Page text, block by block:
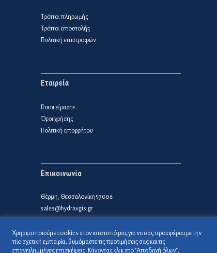
Τρόποι πληρωμής
Τρόποι αποστολής
Πολιτική επιστροφών
Εταιρεία
Ποιοι είμαστε
Όροι χρήσης
Πολιτική απορρήτου
Επικοινωνία
Θέρμη, Θεσσαλονίκη 57006
sales@hydravgis.gr
Υδραυγής – Φίλτρα Νερού
Χρησιμοποιούμε cookies στον ιστότοπό μας για να σας προσφέρουμε την
πιο σχετική εμπειρία, θυμόμαστε τις προτιμήσεις σας και τις
επανειλημμένες επισκέψεις. Κάνοντας κλικ στο "Αποδοχή όλων",